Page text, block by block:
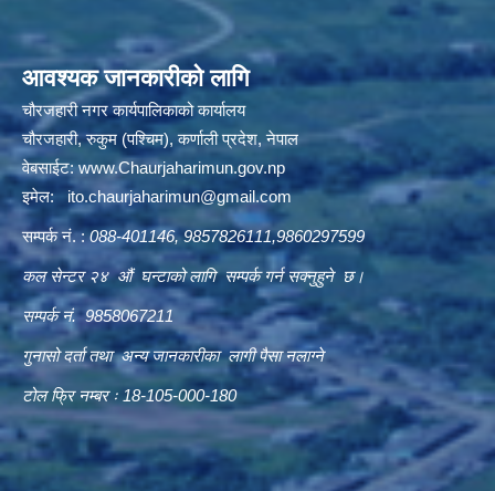
आवश्यक जानकारीको लागि
चौरजहारी नगर कार्यपालिकाको कार्यालय
चौरजहारी, रुकुम (पश्चिम), कर्णाली प्रदेश, नेपाल
वेबसाईट:www.Chaurjaharimun.gov.np
इमेल: ito.chaurjaharimun@gmail.com
सम्पर्क नं. :088-401146, 9857826111,9860297599
कल सेन्टर २४ औं घन्टाको लागि सम्पर्क गर्न सक्नुहुने छ।
सम्पर्क नं. 9858067211
गुनासो दर्ता तथा अन्य जानकारीका लागी पैसा नलाग्ने
टोल फ्रि नम्बर ः 18-105-000-180